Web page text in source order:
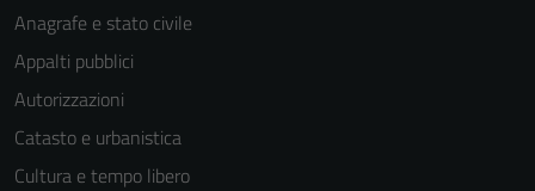
Anagrafe e stato civile
Appalti pubblici
Autorizzazioni
Catasto e urbanistica
Cultura e tempo libero